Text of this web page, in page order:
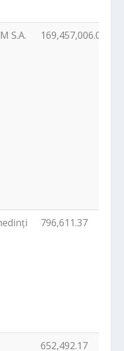
S.A. 169,457,006.00
796,611.37
652,492.17